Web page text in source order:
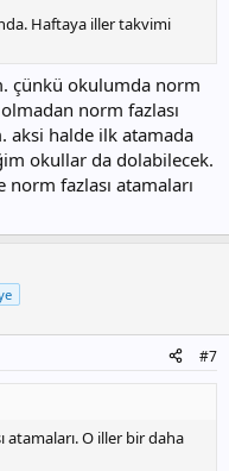
Haftaya iller takvimi
çünkü okulumda norm
norm fazlası
aksi halde ilk atamada
okullar da dolabilecek.
fazlası atamaları
#7
atamaları. O iller bir daha